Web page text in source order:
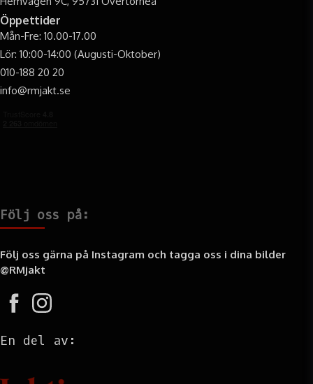
Öppettider
Mån-Fre: 10.00-17.00
Lör: 10:00-14:00 (Augusti-Oktober)
010-188 20 20
info@rmjakt.se
Följ oss på:
Följ oss gärna på Instagram och tagga oss i dina bilder
@RMjakt
En del av: